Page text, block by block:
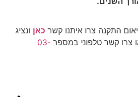
התקנה צרו איתנו קשר כאן ונציג
צרו קשר טלפוני במספר 03-